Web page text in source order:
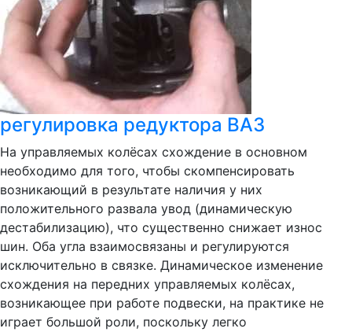
регулировка редуктора ВАЗ
На управляемых колёсах схождение в основном
необходимо для того, чтобы скомпенсировать
возникающий в результате наличия у них
положительного развала увод (динамическую
дестабилизацию), что существенно снижает износ
шин. Оба угла взаимосвязаны и регулируются
исключительно в связке. Динамическое изменение
схождения на передних управляемых колёсах,
возникающее при работе подвески, на практике не
играет большой роли, поскольку легко